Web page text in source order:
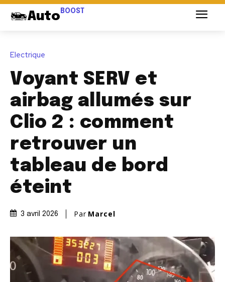
Auto BOOST
Electrique
Voyant SERV et
airbag allumés sur
Clio 2 : comment
retrouver un
tableau de bord
éteint
3 avril 2026 Par Marcel